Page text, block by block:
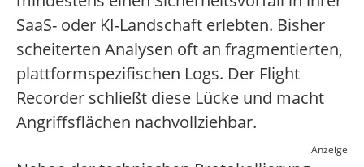
SaaS- oder KI-Landschaft erlebten. Bisher
scheiterten Analysen oft an fragmentierten,
plattformspezifischen Logs. Der Flight
Recorder schließt diese Lücke und macht
Angriffsflächen nachvollziehbar.
Anzeige